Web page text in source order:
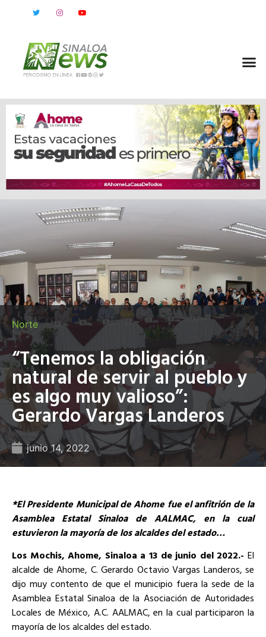
Norte
“Tenemos la obligación
natural de servir al pueblo y
es algo muy valioso”:
Gerardo Vargas Landeros
junio 14, 2022
*El Presidente Municipal de Ahome fue el anfitrión de la
Asamblea Estatal Sinaloa de AALMAC, en la cual
estuvieron la mayoría de los alcaldes del estado…
Los Mochis, Ahome, Sinaloa a 13 de junio del 2022.- El
alcalde de Ahome, C. Gerardo Octavio Vargas Landeros, se
dijo muy contento de que el municipio fuera la sede de la
Asamblea Estatal Sinaloa de la Asociación de Autoridades
Locales de México, A.C. AALMAC, en la cual participaron la
mayoría de los alcaldes del estado.